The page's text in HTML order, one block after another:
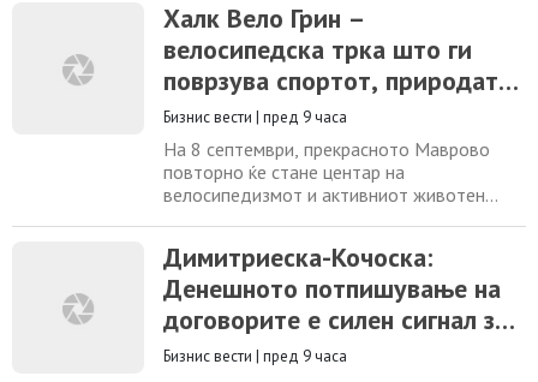
имаме јасно предвидување од страна на
нашиот источен сосед дека ќе имаме
модернизација на секцијата што ја
поврзува границата со нас и Софија,
вклучително и другата половина
Халк Вело Грин –
велосипедска трка што ги
поврзува спортот, природата
и хуманоста повторно во
Маврово
Бизнис вести | пред 9 часа
На 8 септември, прекрасното Маврово
повторно ќе стане центар на
велосипедизмот и активниот животен
Вело Грин, која и оваа година ќе ги
обедини рекреативците, професионалните
велосипедисти, децата, младите и сите
љубители на природата во еден ден
исполнет со спорт, дружење
Димитриеска-Кочоска:
Денешното потпишување на
договорите е силен сигнал за
довербата што ЕИБ и ЕБОР ја
Бизнис вести | пред 9 часа